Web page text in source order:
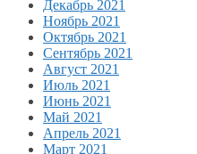
Декабрь 2021
Ноябрь 2021
Октябрь 2021
Сентябрь 2021
Август 2021
Июль 2021
Июнь 2021
Май 2021
Апрель 2021
Март 2021